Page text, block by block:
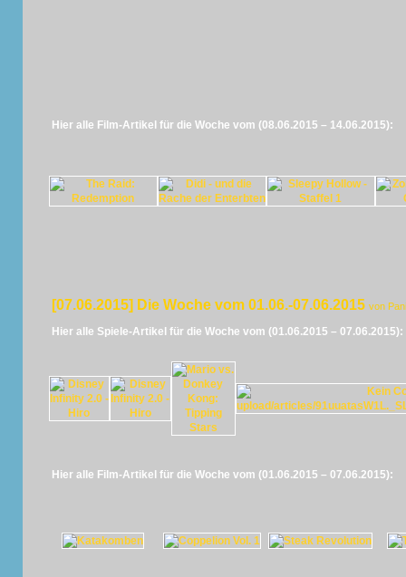
Hier alle Film-Artikel für die Woche vom (08.06.2015 – 14.06.2015):
[07.06.2015] Die Woche vom 01.06.-07.06.2015 von
Hier alle Spiele-Artikel für die Woche vom (01.06.2015 – 07.06.2015):
Hier alle Film-Artikel für die Woche vom (01.06.2015 – 07.06.2015):